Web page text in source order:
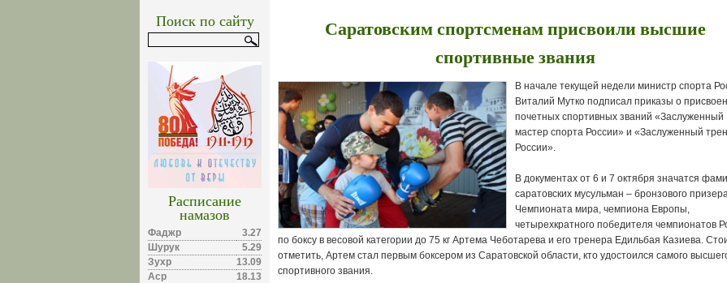
Поиск по сайту
Расписание
намазов
Фаджр
3.27
Шурук
5.29
Зухр
13.09
Аср
18.13
Саратовским спортсменам присвоили высшие
спортивные звания
В начале текущей недели министр спорта
Виталий Мутко подписал приказы о
почетных спортивных званий «Заслуженный
мастер спорта России» и «Заслуженный
России».
В документах от 6 и 7 октября значатся
саратовских мусульман – бронзового
Чемпионата мира, чемпиона Европы,
четырехкратного победителя чемпионатов
по боксу в весовой категории до 75 кг Артема Чеботарева и его тренера Едильбая Казиева.
отметить, Артем стал первым боксером из Саратовской области, кто удостоился самого
спортивного звания.